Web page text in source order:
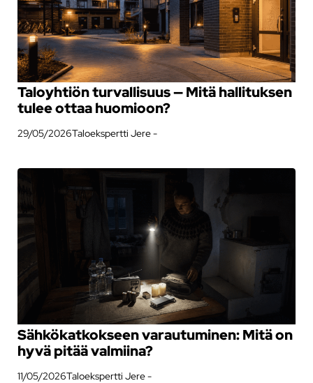
Taloyhtiön turvallisuus — Mitä hallituksen
tulee ottaa huomioon?
29/05/2026Taloekspertti Jere -
Sähkökatkokseen varautuminen: Mitä on
hyvä pitää valmiina?
11/05/2026Taloekspertti Jere -